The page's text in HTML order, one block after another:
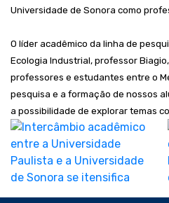
Universidade de Sonora como
O líder acadêmico da linha de
Ecologia Industrial, professor
professores e estudantes entre o
pesquisa e a formação de nossos
a possibilidade de explorar temas